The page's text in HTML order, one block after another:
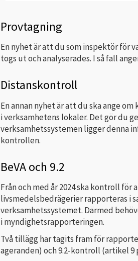
Provtagning
En nyhet är att du som inspektör för
togs ut och analyserades. I så fall
Distanskontroll
En annan nyhet är att du ska ange
i verksamhetens lokaler. Det gör du
verksamhetssystemen ligger denna
kontrollen.
BeVA och 9.2
Från och med år 2024 ska kontroll
livsmedelsbedrägerier rapporteras i
verksamhetssystemet. Därmed
i myndighetsrapporteringen.
Två tillägg har tagits fram för
ageranden) och 9.2-kontroll (artikel 9